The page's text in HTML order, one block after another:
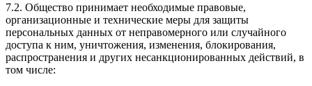
7.2. Общество принимает необходимые правовые,
организационные и технические меры для защиты
персональных данных от неправомерного или случайного
доступа к ним, уничтожения, изменения, блокирования,
распространения и других несанкционированных действий, в
том числе: